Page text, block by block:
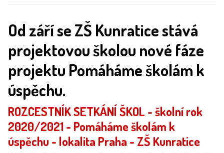
Od září se ZŠ Kunratice stává
projektovou školou nové fáze
projektu Pomáháme školám k
úspěchu.
ROZCESTNÍK SETKÁNÍ ŠKOL - školní rok
2020/2021 - Pomáháme školám k
úspěchu - lokalita Praha - ZŠ Kunratice